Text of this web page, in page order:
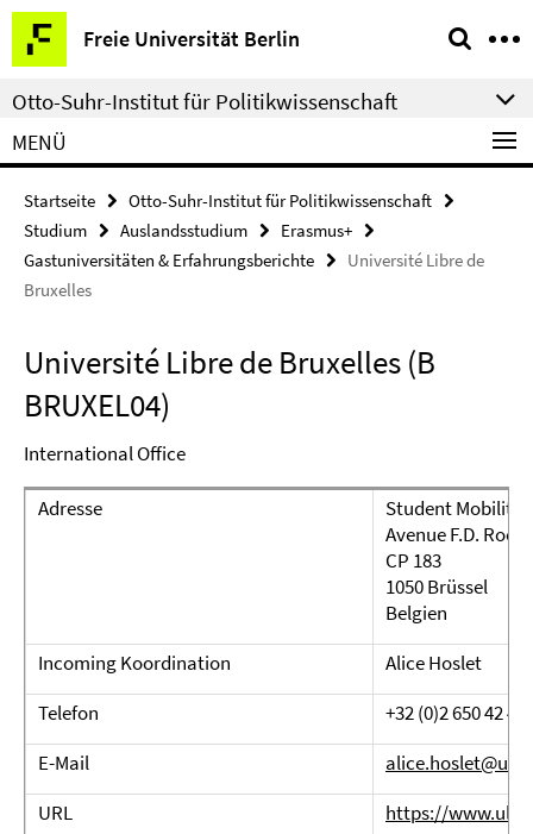
Springe
direkt
zu
Inhalt
Freie Universität Berlin
Service-
Navigation
Otto-Suhr-Institut für Politikwissenschaft
MENÜ
Startseite
Otto-Suhr-Institut für Politikwissenschaft
Studium
Auslandsstudium
Erasmus+
Gastuniversitäten & Erfahrungsberichte
Université Libre de
Bruxelles
Université Libre de Bruxelles (B
BRUXEL04)
International Office
Adresse
Student Mobility
Avenue F.D.
CP 183
1050 Brüssel
Belgien
Incoming Koordination
Alice Hoslet
Telefon
+32 (0)2 650 42 43
E-Mail
URL
https://